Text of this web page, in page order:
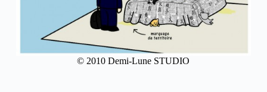
© 2010 Demi-Lune STUDIO